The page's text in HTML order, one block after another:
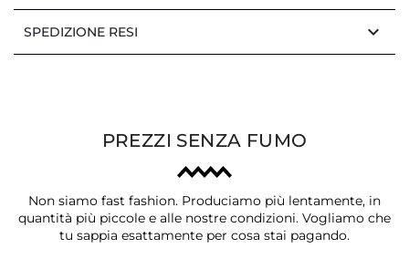
SPEDIZIONE RESI keyboard_arrow_down
PREZZI SENZA FUMO
Non siamo fast fashion. Produciamo più lentamente, in
quantità più piccole e alle nostre condizioni. Vogliamo che
tu sappia esattamente per cosa stai pagando.